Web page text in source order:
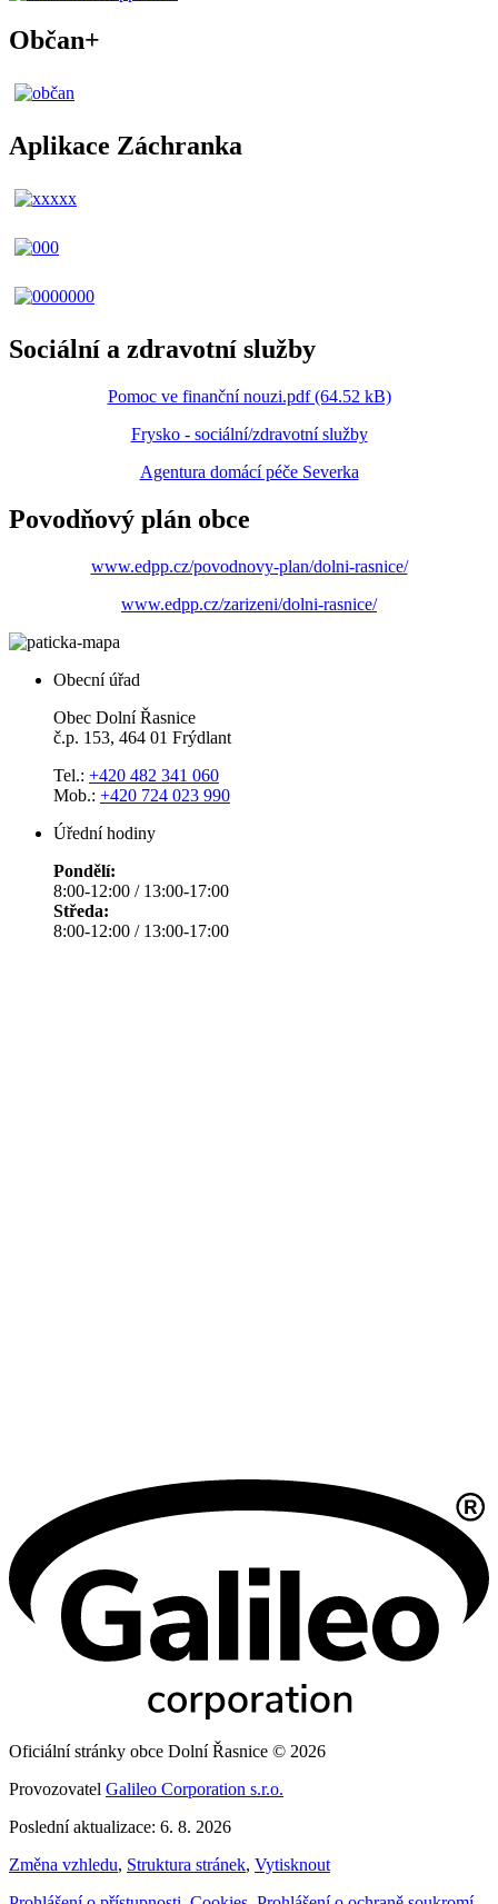
Občan+
Aplikace Záchranka
Sociální a zdravotní služby
Pomoc ve finanční nouzi.pdf (64.52 kB)
Frysko - sociální/zdravotní služby
Agentura domácí péče Severka
Povodňový plán obce
www.edpp.cz/povodnovy-plan/dolni-rasnice/
www.edpp.cz/zarizeni/dolni-rasnice/
Obecní úřad
Obec Dolní Řasnice
č.p. 153, 464 01 Frýdlant
Tel.: +420 482 341 060
Mob.: +420 724 023 990
Úřední hodiny
Pondělí:
8:00-12:00 / 13:00-17:00
Středa:
8:00-12:00 / 13:00-17:00
Oficiální stránky obce Dolní Řasnice © 2026
Provozovatel Galileo Corporation s.r.o.
Poslední aktualizace: 6. 8. 2026
Změna vzhledu, Struktura stránek, Vytisknout